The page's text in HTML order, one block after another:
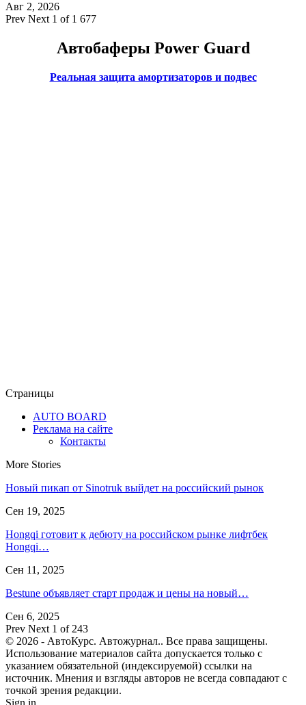
Авг 2, 2026
Prev Next 1 of 1 677
Автобаферы Power Guard
Реальная защита амортизаторов и подвес
Страницы
AUTO BOARD
Реклама на сайте
Контакты
More Stories
Новый пикап от Sinotruk выйдет на российский рынок
Сен 19, 2025
Hongqi готовит к дебюту на российском рынке лифтбек
Hongqi…
Сен 11, 2025
Bestune объявляет старт продаж и цены на новый…
Сен 6, 2025
Prev Next 1 of 243
© 2026 - АвтоКурс. Автожурнал.. Все права защищены.
Использование материалов сайта допускается только с
указанием обязательной (индексируемой) ссылки на
источник. Мнения и взгляды авторов не всегда совпадают с
точкой зрения редакции.